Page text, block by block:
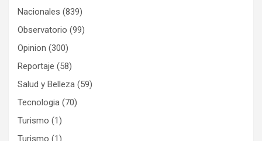
Nacionales (839)
Observatorio (99)
Opinion (300)
Reportaje (58)
Salud y Belleza (59)
Tecnologia (70)
Turismo (1)
Turismo (1)